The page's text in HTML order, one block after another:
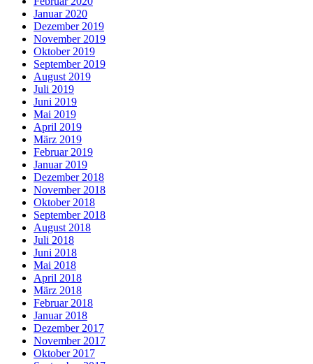
Januar 2020
Dezember 2019
November 2019
Oktober 2019
September 2019
August 2019
Juli 2019
Juni 2019
Mai 2019
April 2019
März 2019
Februar 2019
Januar 2019
Dezember 2018
November 2018
Oktober 2018
September 2018
August 2018
Juli 2018
Juni 2018
Mai 2018
April 2018
März 2018
Februar 2018
Januar 2018
Dezember 2017
November 2017
Oktober 2017